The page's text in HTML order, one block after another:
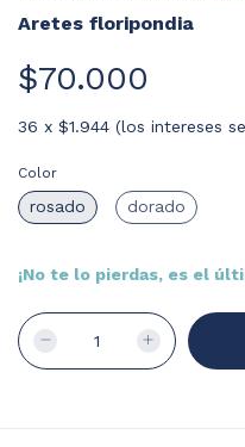
Aretes floripondia
$70.000
36 x $1.944 (los intereses
Color
rosado dorado
¡No te lo pierdas, es el